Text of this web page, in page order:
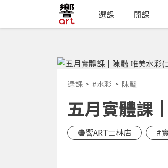
選課 開課
選課 #水彩 陳豔
五月實體課
🟠響ART士林店 #